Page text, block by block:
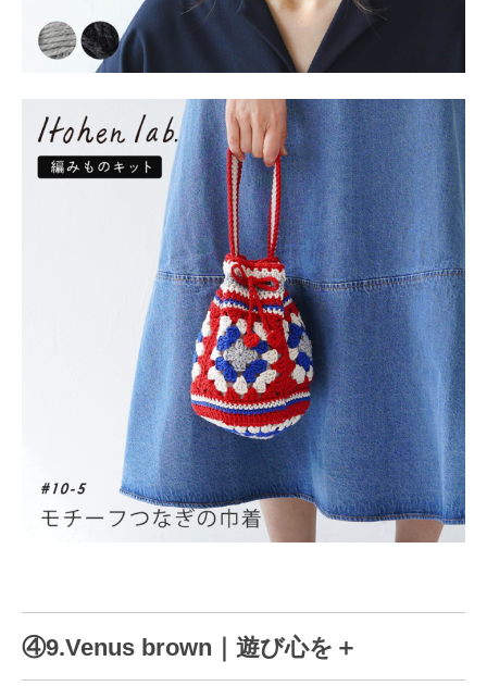
④9.Venus brown｜遊び心を＋